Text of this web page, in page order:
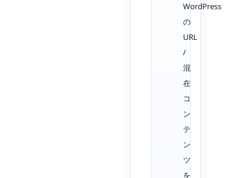
WordPress
の
URL
/
混
在
コ
ン
テ
ン
ツ
を